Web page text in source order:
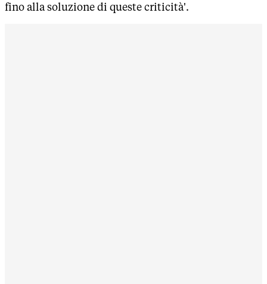
fino alla soluzione di queste criticità'.